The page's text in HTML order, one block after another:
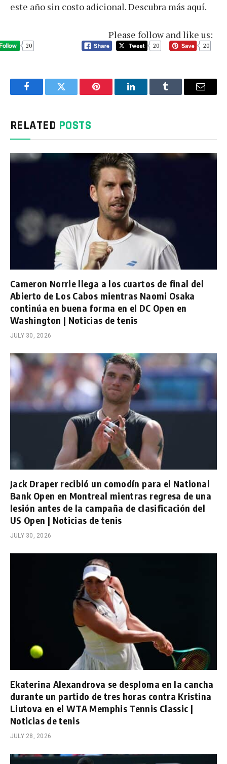
este año sin costo adicional. Descubra más aquí.
Please follow and like us:
20 20 20
FacebookTwitter Pinterest LinkedInTumblr Email
RELATED POSTS
Cameron Norrie llega a los cuartos de final del
Abierto de Los Cabos mientras Naomi Osaka
continúa en buena forma en el DC Open en
Washington | Noticias de tenis
JULY 30, 2026
Jack Draper recibió un comodín para el National
Bank Open en Montreal mientras regresa de una
lesión antes de la campaña de clasificación del
US Open | Noticias de tenis
JULY 30, 2026
Ekaterina Alexandrova se desploma en la cancha
durante un partido de tres horas contra Kristina
Liutova en el WTA Memphis Tennis Classic |
Noticias de tenis
JULY 28, 2026